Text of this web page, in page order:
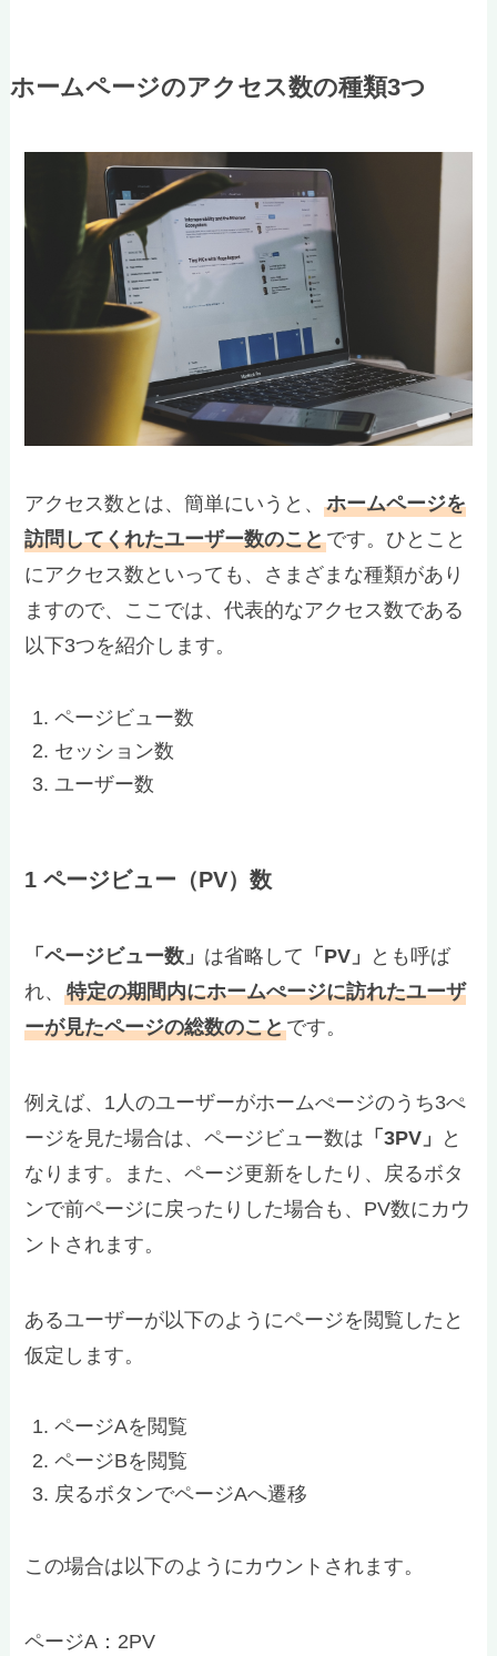
ホームページのアクセス数の種類3つ
アクセス数とは、簡単にいうと、ホームページを
訪問してくれたユーザー数のことです。ひとこと
にアクセス数といっても、さまざまな種類があり
ますので、ここでは、代表的なアクセス数である
以下3つを紹介します。
ページビュー数
セッション数
ユーザー数
1 ページビュー（PV）数
「ページビュー数」 は省略して 「PV」
とも呼ば
れ、特定の期間内にホームぺージに訪れたユーザ
ーが見たページの総数のことです。
例えば、1人のユーザーがホームぺージのうち3ぺ
ージを見た場合は、ページビュー数は 「3PV」
と
なります。また、ページ更新をしたり、戻るボタ
ンで前ページに戻ったりした場合も、PV数にカウ
ントされます。
あるユーザーが以下のようにページを閲覧したと
仮定します。
ページAを閲覧
ページBを閲覧
戻るボタンでページAへ遷移
この場合は以下のようにカウントされます。
ページA：2PV